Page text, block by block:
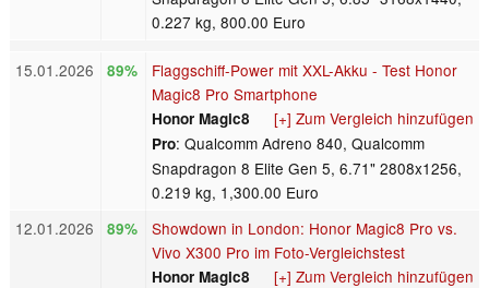
0.227 kg, 800.00 Euro
15.01.2026 89%
Flaggschiff-Power mit XXL-Akku - Test Honor
Magic8 Pro Smartphone
[+] Zum Vergleich hinzufügen
Honor Magic8
Pro: Qualcomm Adreno 840, Qualcomm
Snapdragon 8 Elite Gen 5, 6.71" 2808x1256,
0.219 kg, 1,300.00 Euro
12.01.2026
89%
Showdown in London: Honor Magic8 Pro vs.
Vivo X300 Pro im Foto-Vergleichstest
[+] Zum Vergleich hinzufügen
Honor Magic8